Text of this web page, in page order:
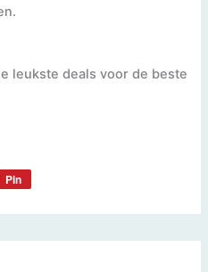
leukste deals voor de beste
Pin